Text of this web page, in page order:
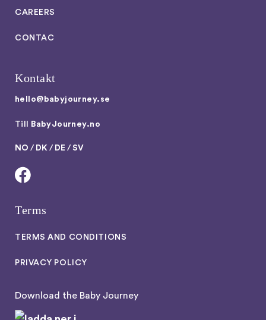
CAREERS
CONTAC
Kontakt
hello@babyjourney.se
Till BabyJourney.no
NO / DK / DE /SV
Terms
TERMS AND CONDITIONS
PRIVACY POLICY
Download the Baby Journey